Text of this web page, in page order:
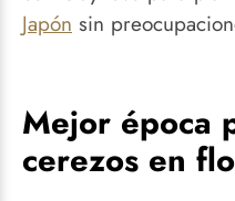
Japón sin
Mejor época
cerezos en